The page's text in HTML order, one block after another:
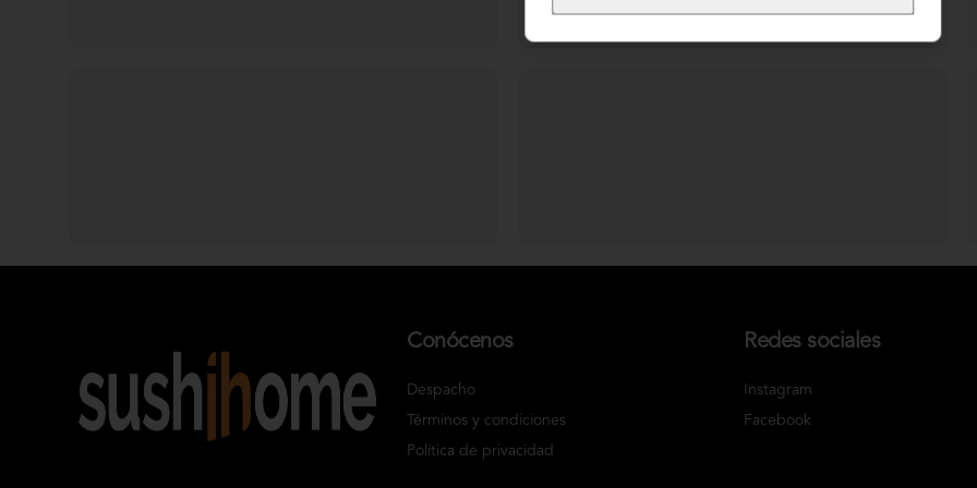
Conócenos
Despacho
Términos y condiciones
Política de privacidad
Redes sociales
Instagram
Facebook